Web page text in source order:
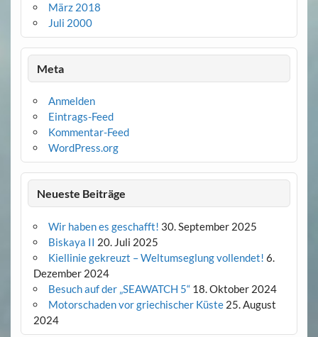
März 2018
Juli 2000
Meta
Anmelden
Eintrags-Feed
Kommentar-Feed
WordPress.org
Neueste Beiträge
Wir haben es geschafft! 30. September 2025
Biskaya II 20. Juli 2025
Kiellinie gekreuzt – Weltumseglung vollendet! 6.
Dezember 2024
Besuch auf der „SEAWATCH 5“ 18. Oktober 2024
Motorschaden vor griechischer Küste 25. August
2024